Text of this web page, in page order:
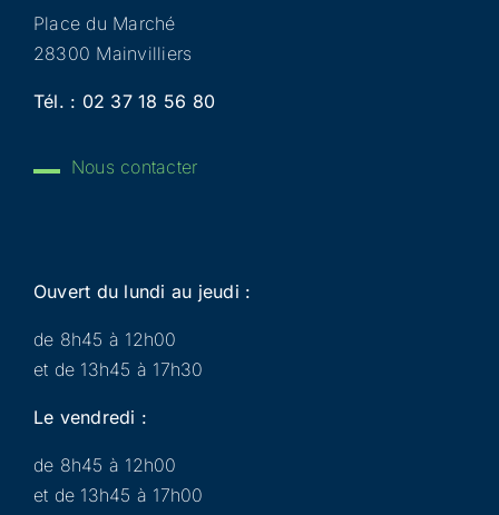
Place du Marché
28300 Mainvilliers
Tél. : 02 37 18 56 80
Nous contacter
Ouvert du lundi au jeudi :
de 8h45 à 12h00
et de 13h45 à 17h30
Le vendredi :
de 8h45 à 12h00
et de 13h45 à 17h00